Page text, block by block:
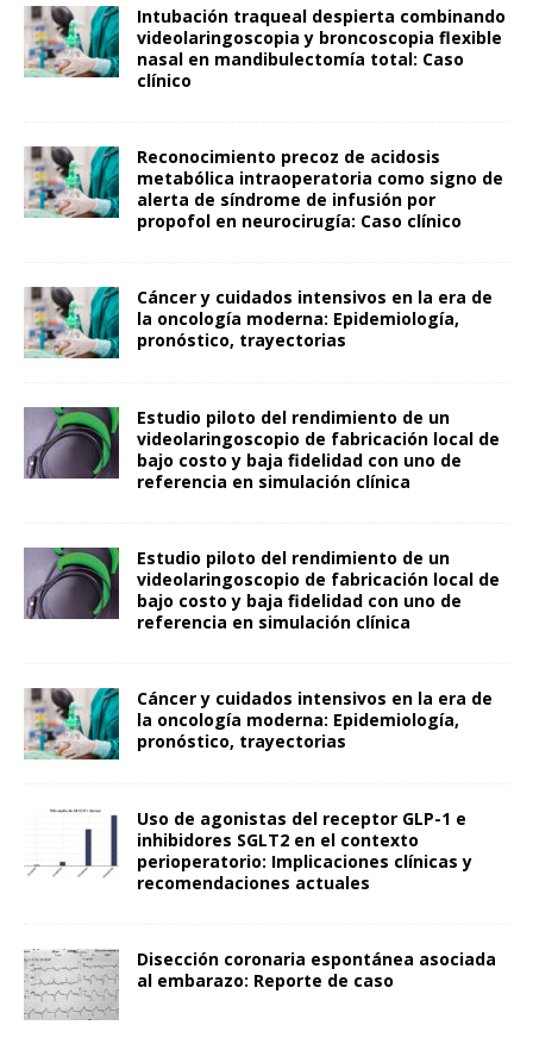
Intubación traqueal despierta combinando
videolaringoscopia y broncoscopia flexible
nasal en mandibulectomía total: Caso
clínico
Reconocimiento precoz de acidosis
metabólica intraoperatoria como signo de
alerta de síndrome de infusión por
propofol en neurocirugía: Caso clínico
Cáncer y cuidados intensivos en la era de
la oncología moderna: Epidemiología,
pronóstico, trayectorias
Estudio piloto del rendimiento de un
videolaringoscopio de fabricación local de
bajo costo y baja fidelidad con uno de
referencia en simulación clínica
Estudio piloto del rendimiento de un
videolaringoscopio de fabricación local de
bajo costo y baja fidelidad con uno de
referencia en simulación clínica
Cáncer y cuidados intensivos en la era de
la oncología moderna: Epidemiología,
pronóstico, trayectorias
Uso de agonistas del receptor GLP-1 e
inhibidores SGLT2 en el contexto
perioperatorio: Implicaciones clínicas y
recomendaciones actuales
Disección coronaria espontánea asociada
al embarazo: Reporte de caso